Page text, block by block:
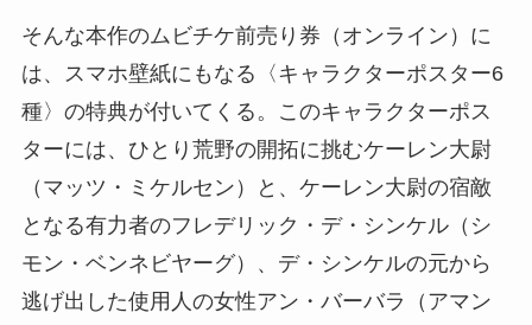
そんな本作のムビチケ前売り券（オンライン）に
は、スマホ壁紙にもなる〈キャラクターポスター6
種〉の特典が付いてくる。このキャラクターポス
ターには、ひとり荒野の開拓に挑むケーレン大尉
（マッツ・ミケルセン）と、ケーレン大尉の宿敵
となる有力者のフレデリック・デ・シンケル（シ
モン・ベンネビヤーグ）、デ・シンケルの元から
逃げ出した使用人の女性アン・バーバラ（アマン